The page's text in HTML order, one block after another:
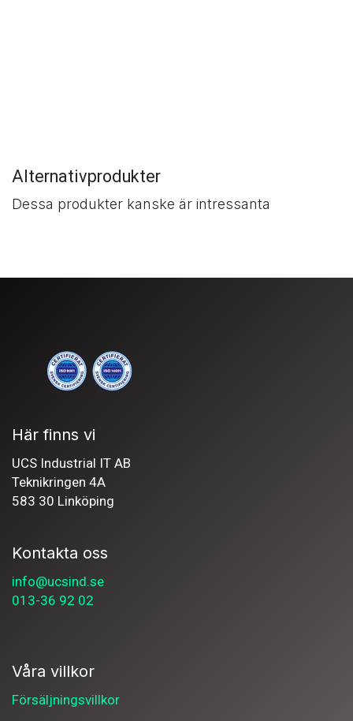
Alternativprodukter
Dessa produkter kanske är intressanta
Här finns vi
UCS Industrial IT AB
Teknikringen 4A
583 30 Linköping
Kontakta oss
info@ucsind.se
013-36 92 02
Våra villkor
Försäljningsvillkor